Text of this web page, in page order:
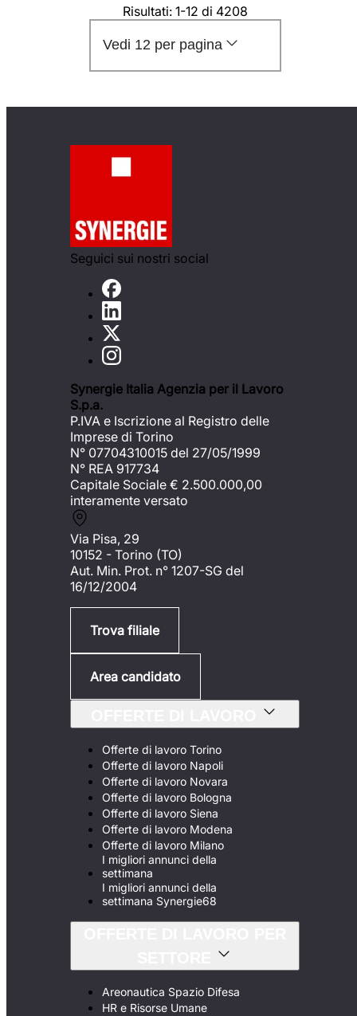
Risultati: 1-12 di 4208
Vedi 12 per pagina
Seguici sui nostri social
Synergie Italia Agenzia per il Lavoro
S.p.a.
P.IVA e Iscrizione al Registro delle
Imprese di Torino
N° 07704310015 del 27/05/1999
N° REA 917734
Capitale Sociale € 2.500.000,00
interamente versato
Via Pisa, 29
10152 - Torino (TO)
Aut. Min. Prot. n° 1207-SG del
16/12/2004
Trova filiale
Area candidato
Offerte di lavoro Torino
Offerte di lavoro Napoli
Offerte di lavoro Novara
Offerte di lavoro Bologna
Offerte di lavoro Siena
Offerte di lavoro Modena
Offerte di lavoro Milano
I migliori annunci della
settimana
I migliori annunci della
settimana Synergie68
Areonautica Spazio Difesa
HR e Risorse Umane